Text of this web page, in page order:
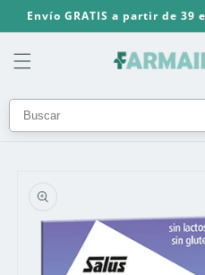
directamente
al contenido
Envío GRATIS a partir de 39
información
del producto